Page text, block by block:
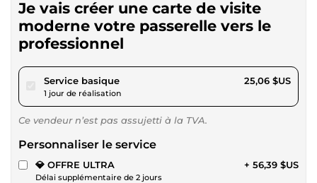
Je vais créer une carte de visite
moderne votre passerelle vers le
professionnel
Service basiquepour 23,10 $US
1 jour de réalisation
25,06 $US
Ce vendeur n’est pas assujetti à la TVA.
Personnaliser le service
💎 OFFRE ULTRA
Délai supplémentaire de 2 jours
+ 56,39 $US